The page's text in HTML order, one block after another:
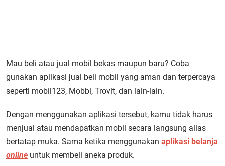
Mau beli atau jual mobil bekas maupun baru? Coba
gunakan aplikasi jual beli mobil yang aman dan terpercaya
seperti mobil123, Mobbi, Trovit, dan lain-lain.
Dengan menggunakan aplikasi tersebut, kamu tidak harus
menjual atau mendapatkan mobil secara langsung alias
bertatap muka. Sama ketika menggunakan aplikasi belanja
online untuk membeli aneka produk.